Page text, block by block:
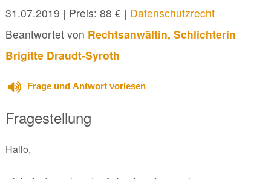
31.07.2019 | Preis: 88 € | Datenschutzrecht
Beantwortet von Rechtsanwältin, Schlichterin
Brigitte Draudt-Syroth
Frage und Antwort vorlesen
Fragestellung
Hallo,